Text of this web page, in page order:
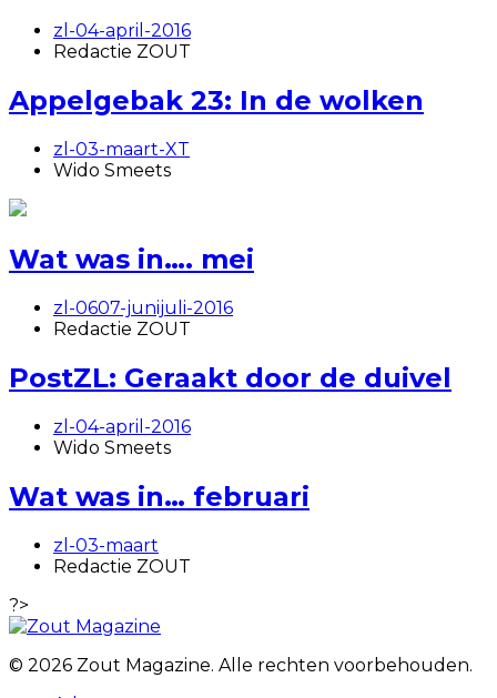
zl-04-april-2016
Redactie ZOUT
Appelgebak 23: In de wolken
zl-03-maart-XT
Wido Smeets
Wat was in…. mei
zl-0607-junijuli-2016
Redactie ZOUT
PostZL: Geraakt door de duivel
zl-04-april-2016
Wido Smeets
Wat was in… februari
zl-03-maart
Redactie ZOUT
?>
© 2026 Zout Magazine. Alle rechten voorbehouden.